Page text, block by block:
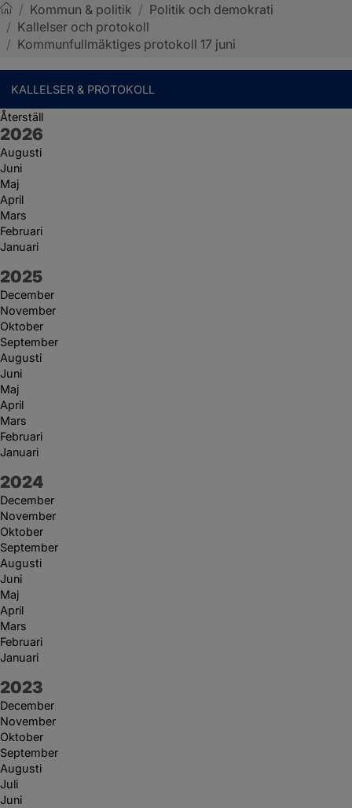
Sotenäs kommun
/ Kommun & politik / Politik och demokrati
/ Kallelser och protokoll
/ Kommunfullmäktiges protokoll 17 juni
KALLELSER & PROTOKOLL
Återställ
År:
2026
Augusti
Juni
Maj
April
Mars
Februari
Januari
År:
2025
December
November
Oktober
September
Augusti
Juni
Maj
April
Mars
Februari
Januari
År:
2024
December
November
Oktober
September
Augusti
Juni
Maj
April
Mars
Februari
Januari
År:
2023
December
November
Oktober
September
Augusti
Juli
Juni